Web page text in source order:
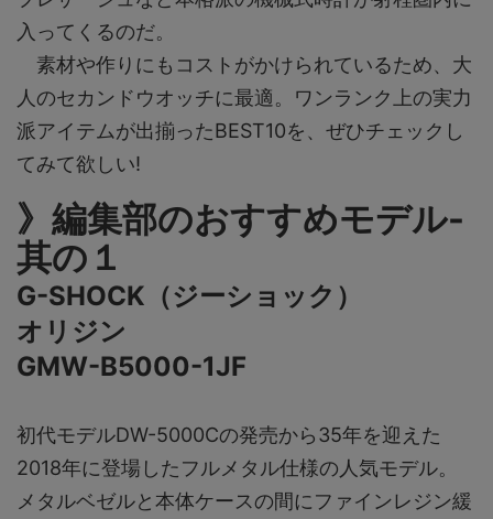
入ってくるのだ。
素材や作りにもコストがかけられているため、大
人のセカンドウオッチに最適。ワンランク上の実力
派アイテムが出揃ったBEST10を、ぜひチェックし
てみて欲しい!
》編集部のおすすめモデル-
其の１
G-SHOCK（ジーショック）
オリジン
GMW-B5000-1JF
初代モデルDW-5000Cの発売から35年を迎えた
2018年に登場したフルメタル仕様の人気モデル。
メタルベゼルと本体ケースの間にファインレジン緩